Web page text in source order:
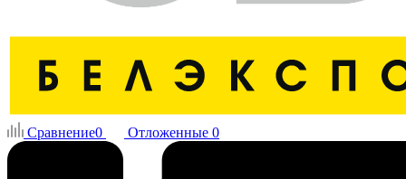
Сравнение0 Отложенные 0